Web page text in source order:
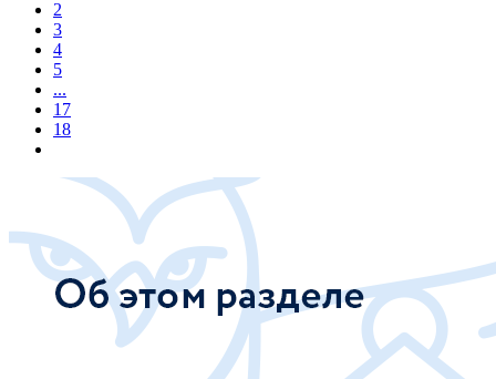
2
3
4
5
...
17
18